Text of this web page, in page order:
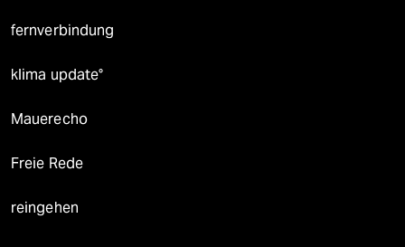
fernverbindung
klima update°
Mauerecho
Freie Rede
reingehen